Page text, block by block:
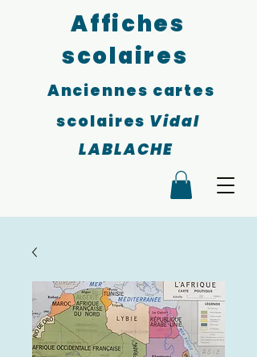
Affiches
scolaires
Anciennes cartes
scolaires Vidal
LABLACHE